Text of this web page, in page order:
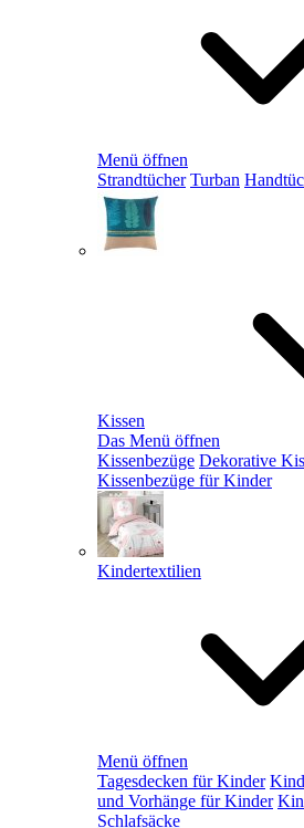
Menü öffnen
Strandtücher Turban
Kissen
Das Menü öffnen
Kissenbezüge Dekorative
Kissenbezüge für Kinder
Kindertextilien
Menü öffnen
Tagesdecken für Kinder
und Vorhänge für Kinder
Schlafsäcke